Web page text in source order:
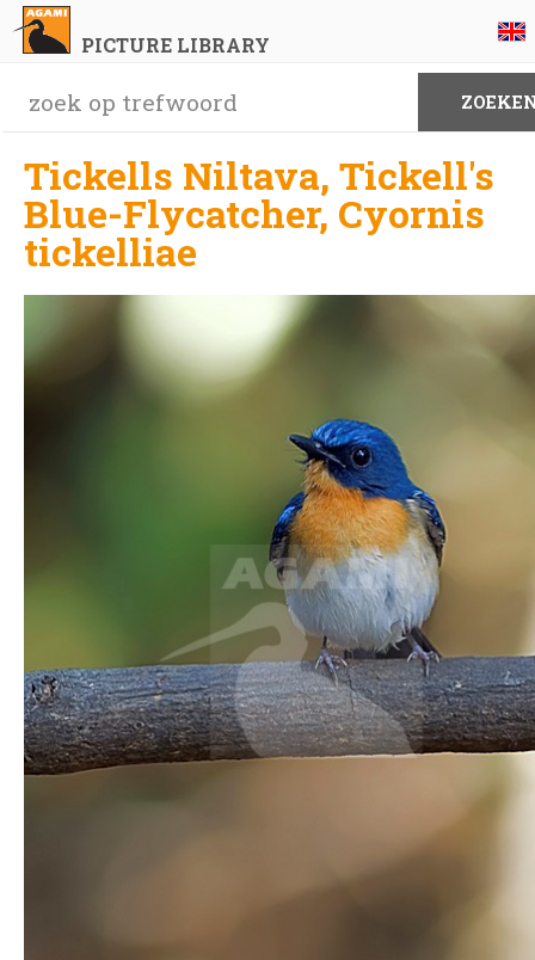
PICTURE LIBRARY
Tickells Niltava, Tickell's
Blue-Flycatcher, Cyornis
tickelliae